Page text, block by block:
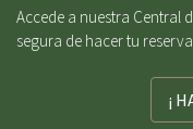
Accede a nuestra Central
segura de hacer tu reserva
¡